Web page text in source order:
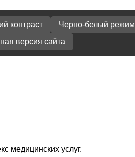
контраст Черно-белый режим
версия сайта
медицинских услуг.